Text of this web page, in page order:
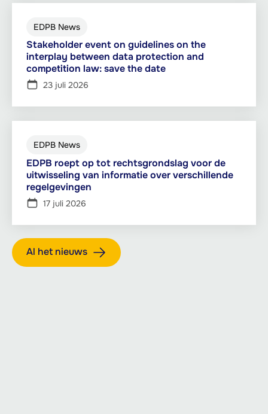
EDPB News
Stakeholder event on guidelines on the
interplay between data protection and
competition law: save the date
23 juli 2026
EDPB News
EDPB roept op tot rechtsgrondslag voor de
uitwisseling van informatie over verschillende
regelgevingen
17 juli 2026
Al het nieuws